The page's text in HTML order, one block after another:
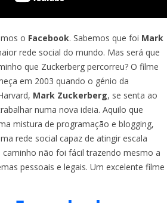
o Facebook. Sabemos que foi Mark
rede social do mundo. Mas será que
que Zuckerberg percorreu? O filme
em 2003 quando o génio da
Mark Zuckerberg, se senta ao
numa nova ideia. Aquilo que
mistura de programação e blogging,
rede social capaz de atingir escala
não foi fácil trazendo mesmo a
pessoais e legais. Um excelente filme